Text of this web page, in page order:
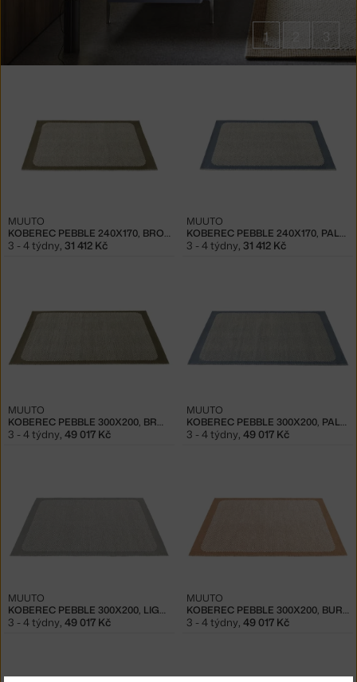
1 3
kolekci
Koberce
Pebble
Rug
KOBEREC PEBBLE 240X170, BROWN GREEN
MUUTO
3 - 4 týdny 31 412 Kč
KOBEREC PEBBLE 240X170, PALE BLUE
MUUTO
3 - 4 týdny 31 412 Kč
KOBEREC PEBBLE 300X200, BROWN GREEN
MUUTO
3 - 4 týdny 49 017 Kč
KOBEREC PEBBLE 300X200, PALE BLUE
MUUTO
3 - 4 týdny 49 017 Kč
KOBEREC PEBBLE 300X200, LIGHT GREY
MUUTO
3 - 4 týdny, 49 017 Kč
KOBEREC PEBBLE 300X200, BURNT ORANGE
MUUTO
3 - 4 týdny, 49 017 Kč